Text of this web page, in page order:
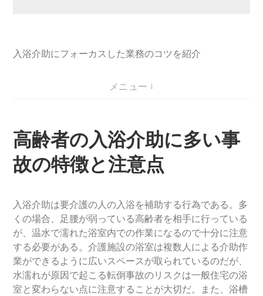
入浴介助にフォーカスした業務のコツを紹介
メニュー
高齢者の入浴介助に多い事
故の特徴と注意点
入浴介助は要介護の人の入浴を補助する行為である。多
くの場合、足腰が弱っている高齢者を相手に行っている
が、温水で濡れた浴室内での作業になるので十分に注意
する必要がある。介護施設の浴室は複数人による介助作
業ができるように広いスペースが取られているのだが、
水濡れが原因で起こる転倒事故のリスクは一般住宅の浴
室と変わらない点に注意することが大切だ。また、浴槽